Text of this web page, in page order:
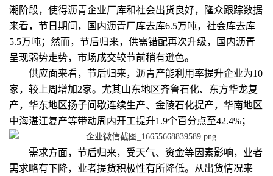
潮阶段，使得沥青企业厂库和社会出货良好，隆众跟踪数据
来看，节日期间，国内沥青厂库去库6.5万吨，社会库去库
5.5万吨；然而，节后归来，供需错配再次升级，国内沥青
呈现弱势走势，市场成交较节前稍有逊色。
供应面来看，节后归来，沥青产能利用率提升企业为10
家，较上周增加2家。尤其山东地区齐鲁石化、东方华龙复
产，华东地区扬子间歇连续生产、金陵石化提产，华南地区
中海湛江复产等带动周内开工提升1.9个百分点至42.4%；
需求方面，节后归来，受天气、资金等因素影响，业者
需求略有下降，业者提货积极性有所降低。从出货情况来